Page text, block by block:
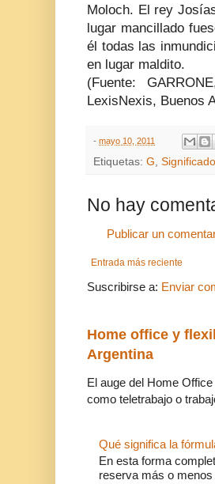
Moloch. El rey
lugar mancillado
él todas las
en lugar maldito.
(Fuente:
LexisNexis, Buenos
- mayo 10, 2011
Etiquetas: G,
No hay
Publicar un
Entrada más reciente
Suscribirse a: Enviar
Home office y
Argentina
El auge del Home
como teletrabajo o
Qué significa la
En esta forma
reserva más o